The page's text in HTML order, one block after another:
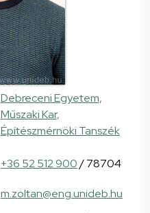
Debreceni Egyetem,
Műszaki Kar,
Építészmérnöki Tanszék
+36 52 512 900/ 78704
m.zoltan@eng.unideb.hu